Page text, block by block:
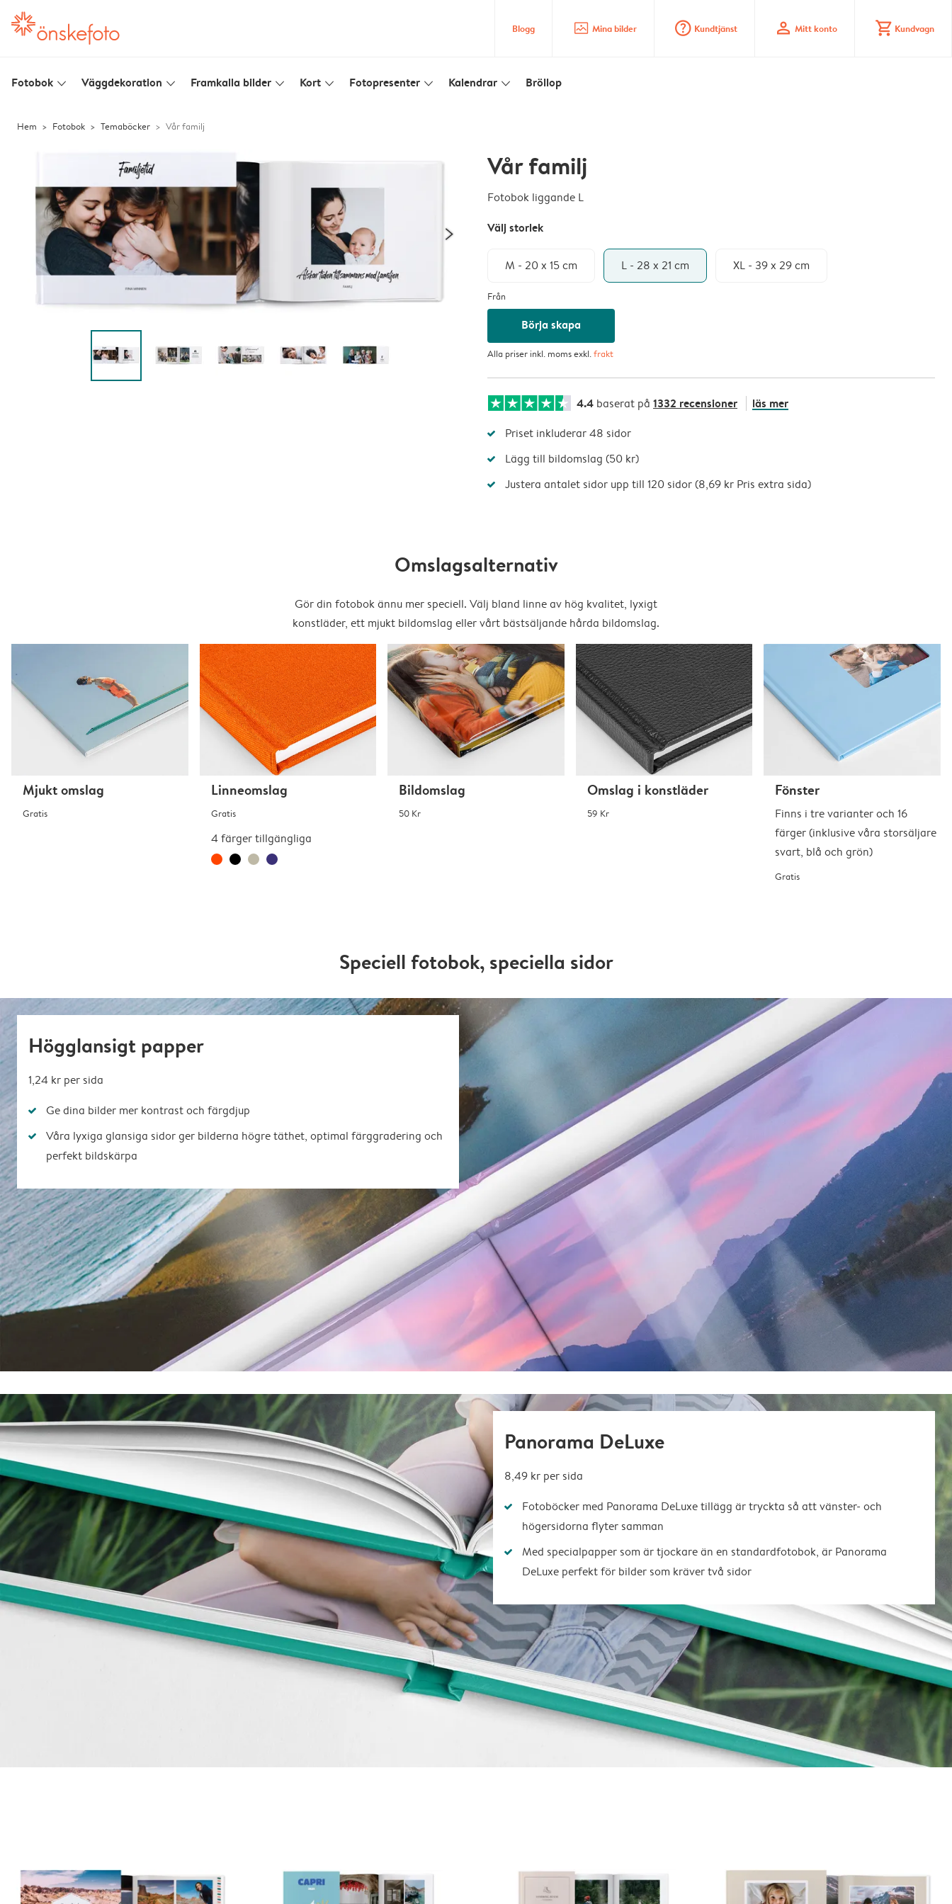
Blogg image_placeholder Mina bilder question_mark_circle Kundtjänst profile Mitt konto shopping_cart Kundvagn
Fotobok slim_arrow_down Väggdekoration slim_arrow_down Framkalla bilder slim_arrow_down Kort slim_arrow_down Fotopresenter slim_arrow_down Kalendrar slim_arrow_down Bröllop
Hem Fotobok Temaböcker Vår familj
Vår familj
Fotobok liggande L
Välj storlek
M - 20 x 15 cm L - 28 x 21 cm XL - 39 x 29 cm
Från
Börja skapa
Alla priser inkl. moms exkl.frakt
4.4 baserat på 1332 recensioner läs mer
Priset inkluderar 48 sidor
Lägg till bildomslag (50 kr)
Justera antalet sidor upp till 120 sidor (8,69 kr Pris extra sida)
Omslagsalternativ
Gör din fotobok ännu mer speciell. Välj bland linne av hög kvalitet, lyxigt
konstläder, ett mjukt bildomslag eller vårt bästsäljande hårda bildomslag.
Mjukt omslag
Gratis
Linneomslag
Gratis
4 färger tillgängliga
Bildomslag
50 Kr
Omslag i konstläder
59 Kr
Fönster
Finns i tre varianter och 16
färger (inklusive våra storsäljare
svart, blå och grön)
Gratis
Speciell fotobok, speciella sidor
Högglansigt papper
1,24 kr per sida
Ge dina bilder mer kontrast och färgdjup
Våra lyxiga glansiga sidor ger bilderna högre täthet, optimal färggradering och
perfekt bildskärpa
Panorama DeLuxe
8,49 kr per sida
Fotoböcker med Panorama DeLuxe tillägg är tryckta så att vänster- och
högersidorna flyter samman
Med specialpapper som är tjockare än en standardfotobok, är Panorama
DeLuxe perfekt för bilder som kräver två sidor